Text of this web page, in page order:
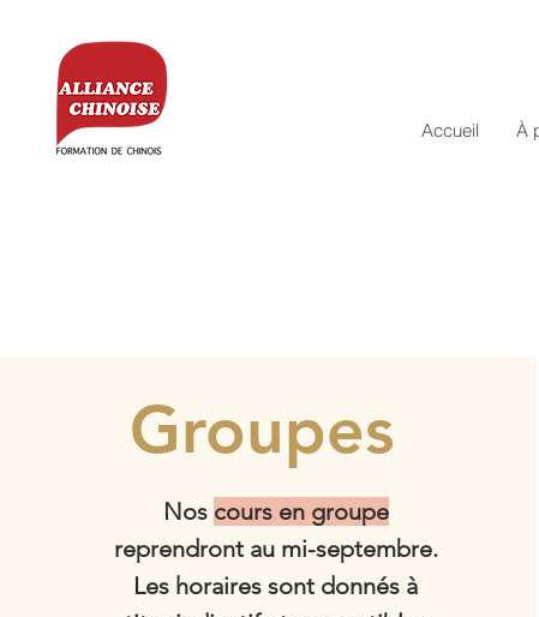
Accueil À
Groupes
Nos cours en groupe
reprendront au mi-septembre.
Les horaires sont donnés à